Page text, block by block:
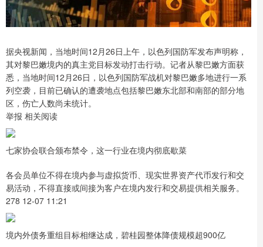
据央视新闻，当地时间12月26日上午，以色列国防军发布声明称，
其对黎巴嫩境内的真主党目标发动打击行动。记者从黎巴嫩方面获
悉，当地时间12月26日，以色列国防军战机对黎巴嫩多地进行一系
列空袭，目前已确认的遭袭地点包括黎巴嫩东北部和南部的部分地
区，伤亡人数尚未统计。
举报 相关阅读
七家协会联合颁布禁令，这一行业在境内彻底歇菜
各会员单位不得在境内参与虚拟货币、现实世界资产代币发行和交
易活动，不得直接或间接为客户在境内发行和交易提供相关服务。
278 12-07 11:21
境内外债务重组目标相继达成，碧桂园整体降债规模超900亿